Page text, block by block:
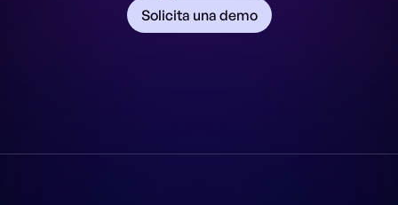
Solicita una demo